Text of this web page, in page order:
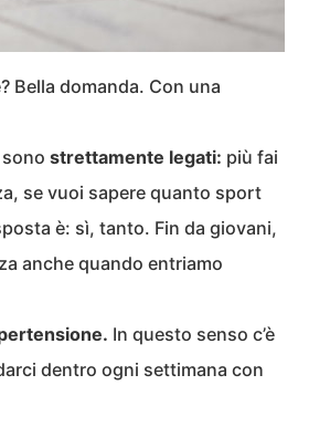
Bella domanda. Con una
strettamente legati: più fai
se vuoi sapere quanto sport
è: sì, tanto. Fin da giovani,
anche quando entriamo
In questo senso c’è
dentro ogni settimana con